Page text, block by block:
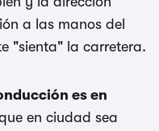
a las manos del
"sienta" la carretera.
es en
en ciudad sea